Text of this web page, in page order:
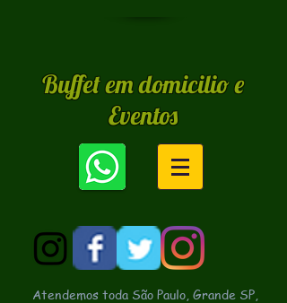
Buffet em domicilio e
Eventos
Atendemos toda São Paulo, Grande SP,